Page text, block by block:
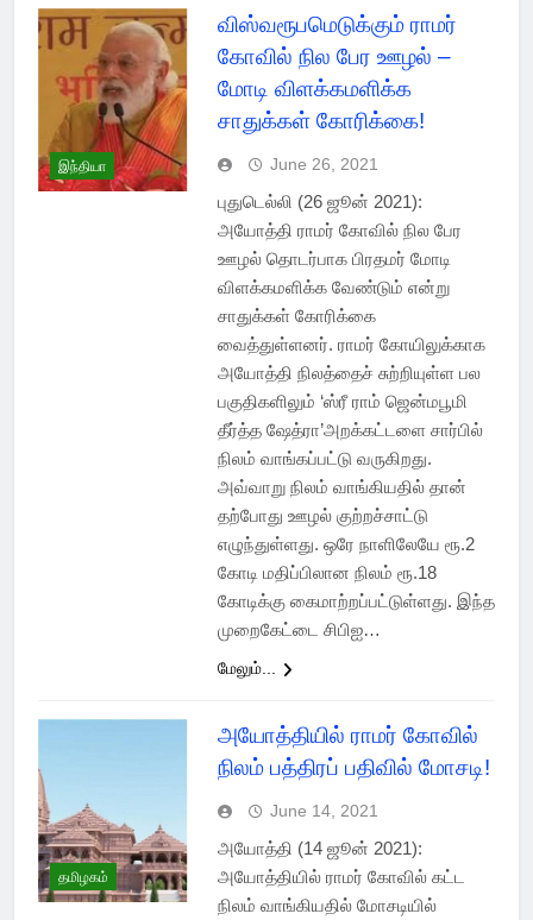
இந்தியா
விஸ்வரூபமெடுக்கும் ராமர்
கோவில் நில பேர ஊழல் –
மோடி விளக்கமளிக்க
சாதுக்கள் கோரிக்கை!
June 26, 2021
புதுடெல்லி (26 ஜூன் 2021):
அயோத்தி ராமர் கோவில் நில பேர
ஊழல் தொடர்பாக பிரதமர் மோடி
விளக்கமளிக்க வேண்டும் என்று
சாதுக்கள் கோரிக்கை
வைத்துள்ளனர். ராமர் கோயிலுக்காக
அயோத்தி நிலத்தைச் சுற்றியுள்ள பல
பகுதிகளிலும் ‘ஸ்ரீ ராம் ஜென்மபூமி
தீர்த்த ஷேத்ரா’அறக்கட்டளை சார்பில்
நிலம் வாங்கப்பட்டு வருகிறது.
அவ்வாறு நிலம் வாங்கியதில் தான்
தற்போது ஊழல் குற்றச்சாட்டு
எழுந்துள்ளது. ஒரே நாளிலேயே ரூ.2
கோடி மதிப்பிலான நிலம் ரூ.18
கோடிக்கு கைமாற்றப்பட்டுள்ளது. இந்த
முறைகேட்டை சிபிஐ…
மேலும்...
தமிழகம்
அயோத்தியில் ராமர் கோவில்
நிலம் பத்திரப் பதிவில் மோசடி!
June 14, 2021
அயோத்தி (14 ஜூன் 2021):
அயோத்தியில் ராமர் கோவில் கட்ட
நிலம் வாங்கியதில் மோசடியில்